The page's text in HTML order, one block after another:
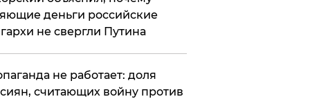
деньги российские
не свергли Путина
не работает: доля
считающих войну против